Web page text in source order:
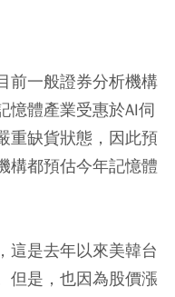
前一般證券分析機構
憶體產業受惠於AI伺
重缺貨狀態，因此預
構都預估今年記憶體
這是去年以來美韓台
但是，也因為股價漲